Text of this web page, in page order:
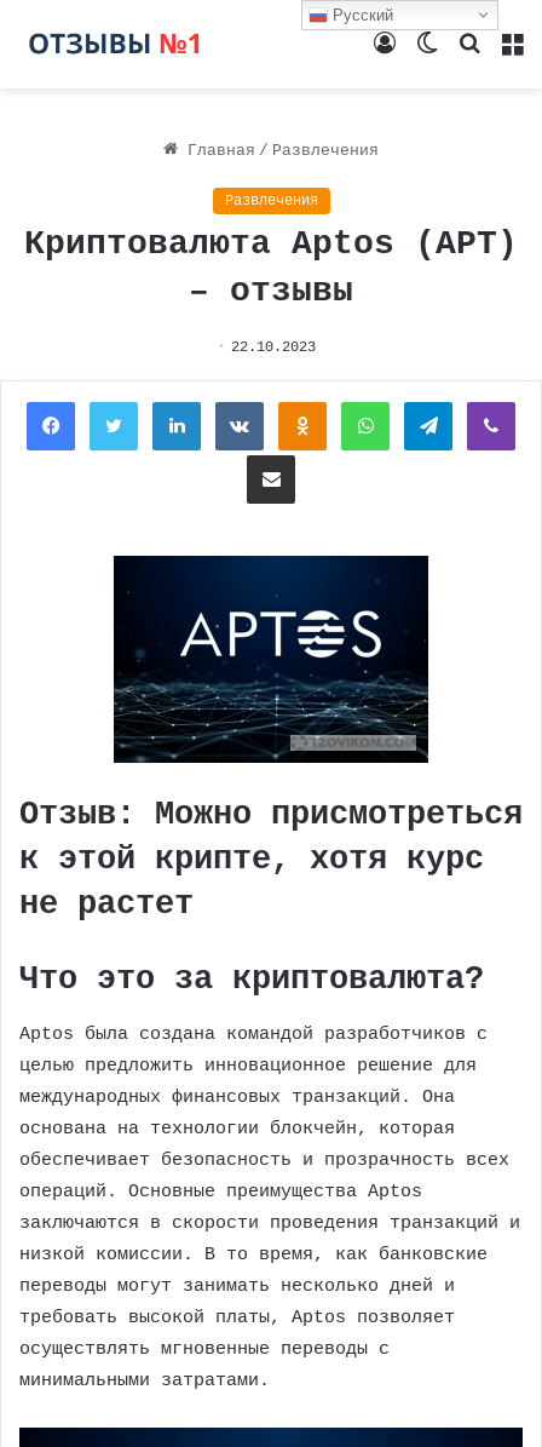
Поиск
Switch
Войти
Главная / Развлечения
Развлечения
Криптовалюта Aptos (APT)
– отзывы
22.10.2023
FacebookTwitterLinkedInВконтактеОдноклассники
WhatsAppTelegram
Поделиться через электронную почту
Отзыв: Можно присмотреться
к этой крипте, хотя курс
не растет
Что это за криптовалюта?
Aptos была создана командой разработчиков с
целью предложить инновационное решение для
международных финансовых транзакций. Она
основана на технологии блокчейн, которая
обеспечивает безопасность и прозрачность всех
операций. Основные преимущества Aptos
заключаются в скорости проведения транзакций и
низкой комиссии. В то время, как банковские
переводы могут занимать несколько дней и
требовать высокой платы, Aptos позволяет
осуществлять мгновенные переводы с
минимальными затратами.
Русский